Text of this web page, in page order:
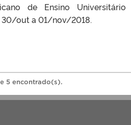
de Ensino Universitário
30/out a 01/nov/2018.
5 encontrado(s).